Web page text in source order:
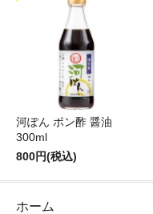
河ぽん ポン酢 醤油
300ml
800円(税込)
ホーム